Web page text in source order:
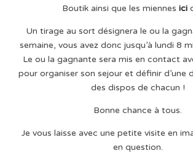
Boutik ainsi que les miennes ici
Un tirage au sort désignera le ou la
semaine, vous avez donc jusqu’à lundi 8
Le ou la gagnante sera mis en contact
pour organiser son sejour et définir d’une
des dispos de chacun !
Bonne chance à tous.
Je vous laisse avec une petite visite en
en question.